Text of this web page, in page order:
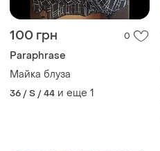
100 грн 0
Paraphrase
Майка блуза
36 / S / 44 и еще 1